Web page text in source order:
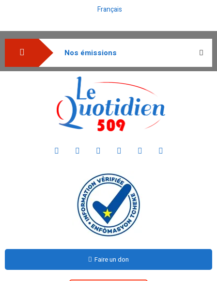
Français
Nos émissions
Faire un don